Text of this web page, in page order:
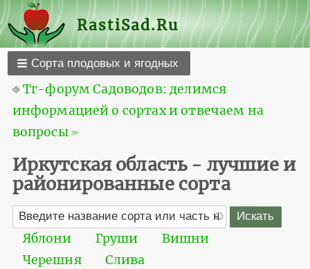
RastiSad.Ru
Сорта плодовых и ягодных
⎆Тг-форум Садоводов: делимся
информацией о сортах и отвечаем на
вопросы ≫
Иркутская область - лучшие и
районированные сорта
Яблони Груши
Вишни
Черешня
Слива